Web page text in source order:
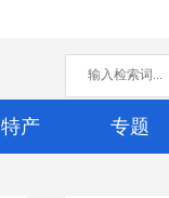
特产 专题